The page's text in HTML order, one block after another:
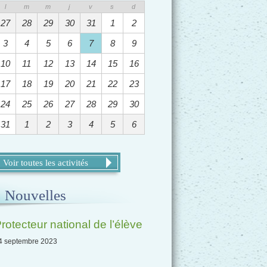
l m m j v s d
27 28 29 30 31 1
2
3
4 5 6 7 8
9
10
11 12 13 14 15
16
17
18 19 20 21 22
23
24
25 26 27 28 29
30
31
1 2 3 4 5 6
Voir toutes les activités
Nouvelles
national de l’élève
septembre 2023